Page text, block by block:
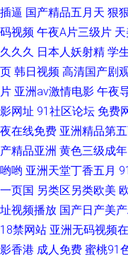
插逼 国产精品五月天 狠
码视频 午夜A片三级片
久久久 日本人妖射精 学
页 韩日视频 高清国产剧
片 亚洲av激情电影 午夜
影网址 91社区论坛 免费
夜在线免费 亚洲精品第
产精品亚洲 黄色三级成年
哟哟 亚洲天堂丁香五月
一页国 另类区另类欧美
址视频播放 国产日产美
18禁网站 亚洲无码视频
影香港 成人免费 蜜桃91